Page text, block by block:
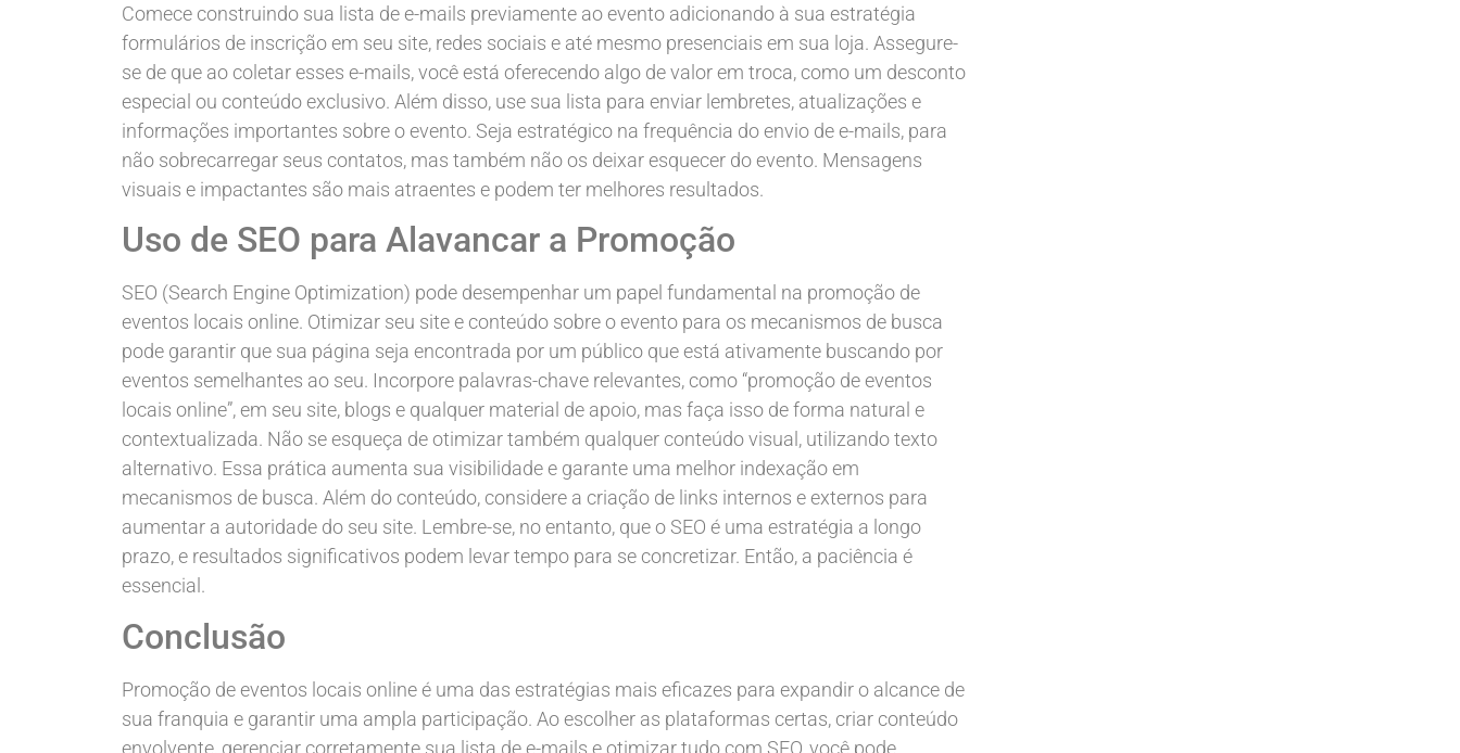
Comece construindo sua lista de e-mails previamente ao evento adicionando à sua estratégia
formulários de inscrição em seu site, redes sociais e até mesmo presenciais em sua loja. Assegure-
se de que ao coletar esses e-mails, você está oferecendo algo de valor em troca, como um desconto
especial ou conteúdo exclusivo. Além disso, use sua lista para enviar lembretes, atualizações e
informações importantes sobre o evento. Seja estratégico na frequência do envio de e-mails, para
não sobrecarregar seus contatos, mas também não os deixar esquecer do evento. Mensagens
visuais e impactantes são mais atraentes e podem ter melhores resultados.
Uso de SEO para Alavancar a Promoção
SEO (Search Engine Optimization) pode desempenhar um papel fundamental na promoção de
eventos locais online. Otimizar seu site e conteúdo sobre o evento para os mecanismos de busca
pode garantir que sua página seja encontrada por um público que está ativamente buscando por
eventos semelhantes ao seu. Incorpore palavras-chave relevantes, como “promoção de eventos
locais online”, em seu site, blogs e qualquer material de apoio, mas faça isso de forma natural e
contextualizada. Não se esqueça de otimizar também qualquer conteúdo visual, utilizando texto
alternativo. Essa prática aumenta sua visibilidade e garante uma melhor indexação em
mecanismos de busca. Além do conteúdo, considere a criação de links internos e externos para
aumentar a autoridade do seu site. Lembre-se, no entanto, que o SEO é uma estratégia a longo
prazo, e resultados significativos podem levar tempo para se concretizar. Então, a paciência é
essencial.
Conclusão
Promoção de eventos locais online é uma das estratégias mais eficazes para expandir o alcance de
sua franquia e garantir uma ampla participação. Ao escolher as plataformas certas, criar conteúdo
envolvente, gerenciar corretamente sua lista de e-mails e otimizar tudo com SEO, você pode